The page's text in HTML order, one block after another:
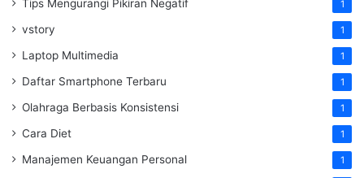
Tips Mengurangi Pikiran Negatif 1
vstory 1
Laptop Multimedia 1
Daftar Smartphone Terbaru 1
Olahraga Berbasis Konsistensi 1
Cara Diet 1
Manajemen Keuangan Personal 1